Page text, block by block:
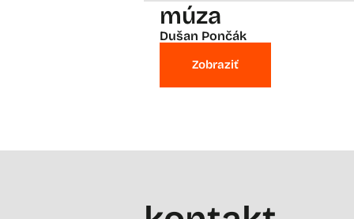
múza
Dušan Pončák
Zobraziť